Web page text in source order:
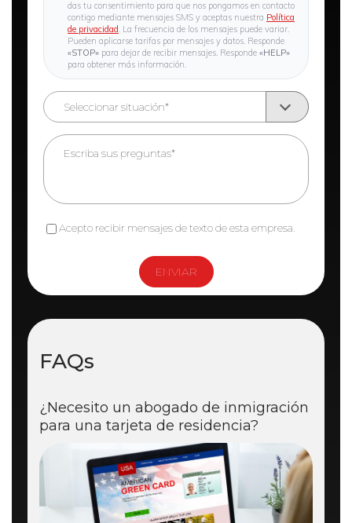
das tu consentimiento para que nos pongamos en contacto
contigo mediante mensajes SMS y aceptas nuestra Política
de privacidad. La frecuencia de los mensajes puede variar.
Pueden aplicarse tarifas por mensajes y datos. Responde
«STOP» para dejar de recibir mensajes. Responde «HELP»
para obtener más información.
Acepto recibir mensajes de texto de esta empresa.
FAQs
¿Necesito un abogado de inmigración
para una tarjeta de residencia?